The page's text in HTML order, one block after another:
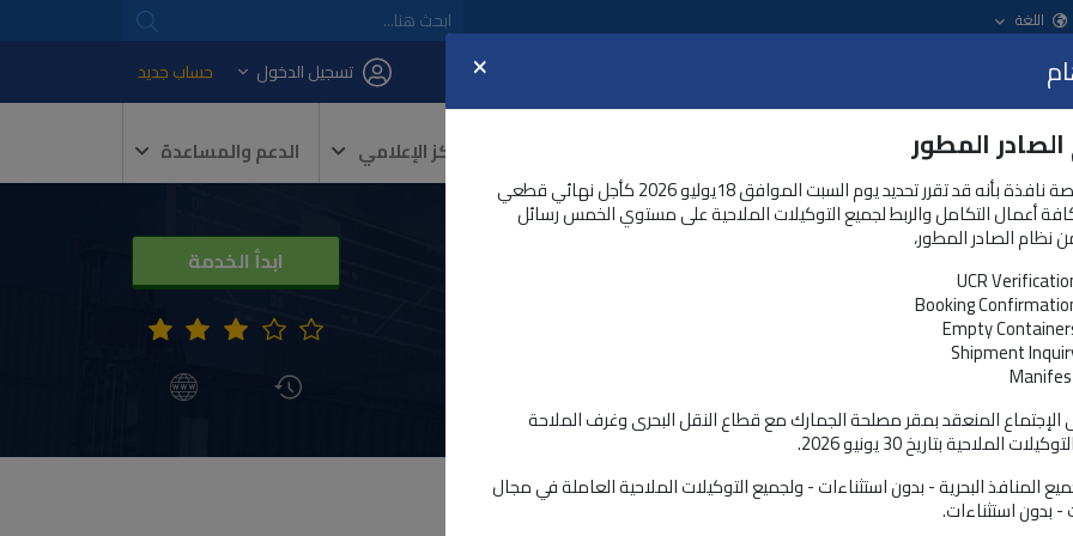
اللغة
تسجيل الدخول حساب جديد
الخدمات و المنتجات المركز الإعلامي الدعم والمساعدة
بالمناطق الحرة
الحرة عبر القنوات الإلكترونية
ابدأ الخدمة
×
المطور
تعلن منصة نافذة بأنه قد تقرر تحديد يوم السبت الموافق 18يوليو 2026 كأجل نهائي قطعي
أعمال التكامل والربط لجميع التوكيلات الملاحية على مستوي الخمس رسائل
نظام الصادر المطور،
UCR
Booking
Empty
Shipment
الإجتماع المنعقد بمقر مصلحة الجمارك مع قطاع النقل البحرى وغرف الملاحة
الملاحية بتاريخ 30 يونيو 2026.
المنافذ البحرية - بدون استثناءات - ولجميع التوكيلات الملاحية العاملة في مجال
- بدون استثناءات.